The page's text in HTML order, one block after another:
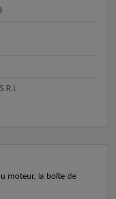
moteur, la boîte de